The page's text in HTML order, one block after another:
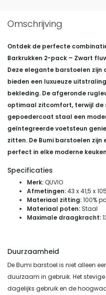
Ontdek de perfecte
Barkrukken 2-pack – Zwart
Deze elegante barstoelen zijn
bieden een luxueuze
bekleding. De afgeronde
optimaal zitcomfort, terwijl de
gepoedercoat staal een
geïntegreerde voetsteun
zitten. De Bumi barstoelen
perfect in elke moderne
Specificaties
Merk:QUVIO
Afmetingen:43 x 41,5 x
Materiaal zitting:100%
Materiaal poten:Staal
Maximale draagkracht:
Duurzaamheid
De Bumi barstoel is niet alleen
duurzaam in gebruik. Het
dagelijks gebruik en de